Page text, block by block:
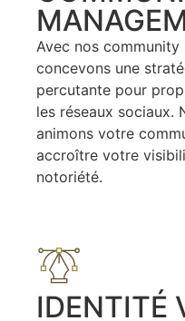
Avec nos
concevons une
percutante pour
les réseaux sociaux.
animons votre
accroître votre
notoriété.
IDENTITÉ